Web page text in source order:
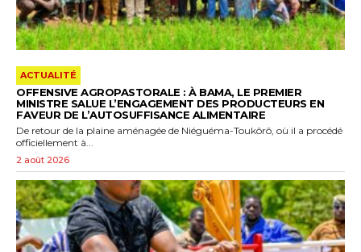
ACTUALITÉ
OFFENSIVE AGROPASTORALE : À BAMA, LE PREMIER
MINISTRE SALUE L’ENGAGEMENT DES PRODUCTEURS EN
FAVEUR DE L’AUTOSUFFISANCE ALIMENTAIRE
De retour de la plaine aménagée de Niéguéma-Toukôrô, où il a procédé
officiellement à...
2 août 2026